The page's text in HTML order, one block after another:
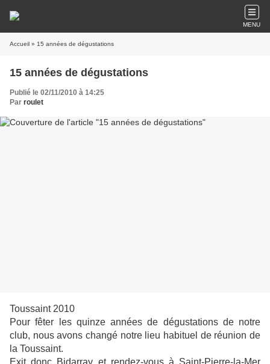
MENU
Accueil » 15 années de dégustations
15 années de dégustations
Publié le 02/11/2010 à 14:25
Par roulet
Toussaint 2010
Pour fêter les quinze années de dégustations de notre
club, nous avons changé notre lieu habituel de réunion de
la Toussaint.